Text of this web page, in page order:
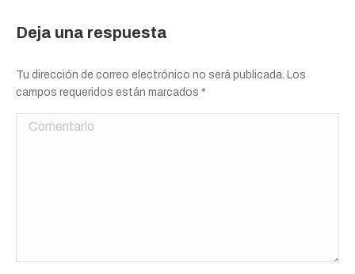
Deja una respuesta
Tu dirección de correo electrónico no será publicada. Los
campos requeridos están marcados *
Comentario